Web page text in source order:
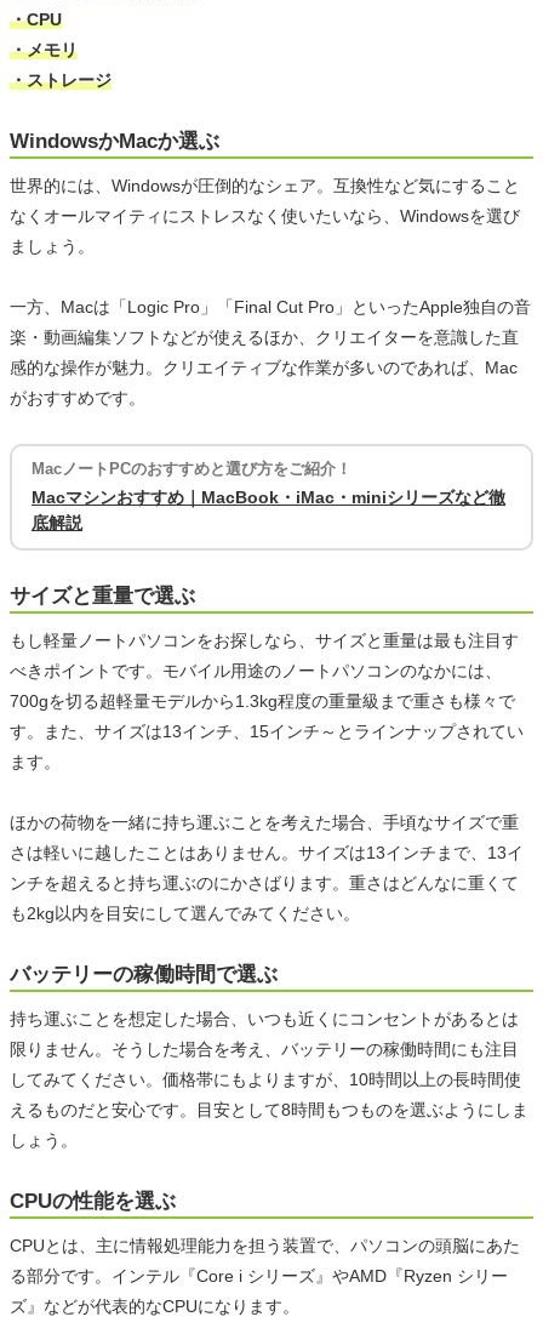
・CPU
・メモリ
・ストレージ
WindowsかMacか選ぶ
世界的には、Windowsが圧倒的なシェア。互換性など気にすること
なくオールマイティにストレスなく使いたいなら、Windowsを選び
ましょう。
一方、Macは「Logic Pro」「Final Cut Pro」といったApple独自の音
楽・動画編集ソフトなどが使えるほか、クリエイターを意識した直
感的な操作が魅力。クリエイティブな作業が多いのであれば、Mac
がおすすめです。
MacノートPCのおすすめと選び方をご紹介！
Macマシンおすすめ｜MacBook・iMac・miniシリーズなど徹
底解説
サイズと重量で選ぶ
もし軽量ノートパソコンをお探しなら、サイズと重量は最も注目す
べきポイントです。モバイル用途のノートパソコンのなかには、
700gを切る超軽量モデルから1.3kg程度の重量級まで重さも様々で
す。また、サイズは13インチ、15インチ～とラインナップされてい
ます。
ほかの荷物を一緒に持ち運ぶことを考えた場合、手頃なサイズで重
さは軽いに越したことはありません。サイズは13インチまで、13イ
ンチを超えると持ち運ぶのにかさばります。重さはどんなに重くて
も2kg以内を目安にして選んでみてください。
バッテリーの稼働時間で選ぶ
持ち運ぶことを想定した場合、いつも近くにコンセントがあるとは
限りません。そうした場合を考え、バッテリーの稼働時間にも注目
してみてください。価格帯にもよりますが、10時間以上の長時間使
えるものだと安心です。目安として8時間もつものを選ぶようにしま
しょう。
CPUの性能を選ぶ
CPUとは、主に情報処理能力を担う装置で、パソコンの頭脳にあた
る部分です。インテル『Core i シリーズ』やAMD『Ryzen シリー
ズ』などが代表的なCPUになります。